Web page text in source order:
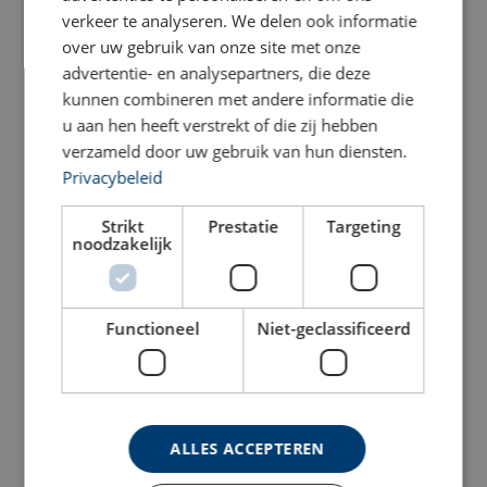
Holmatro Hydraulische
Cilinder HGC S
Holmatro Hydraulische
Cilinder HAC S,
Aluminium
Bekijk product
Holmatro Hydraulische
Holmatro Hydraulische
verkeer te analyseren. We delen ook informatie
over uw gebruik van onze site met onze
advertentie- en analysepartners, die deze
kunnen combineren met andere informatie die
u aan hen heeft verstrekt of die zij hebben
verzameld door uw gebruik van hun diensten.
Privacybeleid
Strikt
noodzakelijk
Prestatie Targeting
Functioneel Niet-geclassificeerd
ALLES ACCEPTEREN